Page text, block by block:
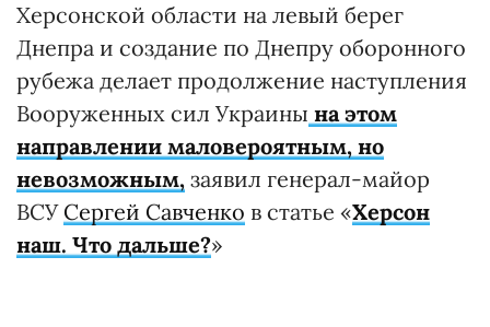
Херсонской области на левый берег
Днепра и создание по Днепру оборонного
рубежа делает продолжение наступления
Вооруженных сил Украины на этом
направлении маловероятным, но
невозможным, заявил генерал-майор
ВСУ Сергей Савченко в статье «Херсон
наш. Что дальше?»